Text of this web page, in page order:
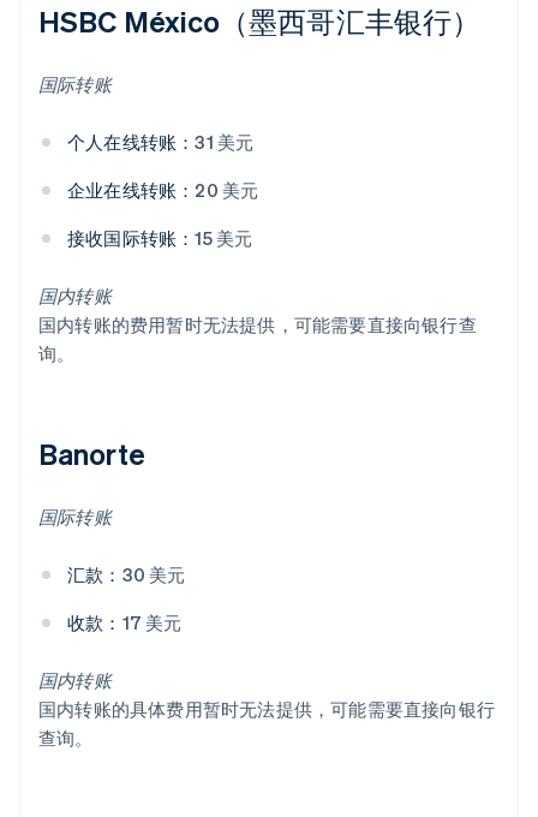
HSBC México（墨西哥汇丰银行）
国际转账
个人在线转账：31 美元
企业在线转账： 20 美元
接收国际转账：15 美元
国内转账
国内转账的费用暂时无法提供，可能需要直接向银行查
询。
Banorte
国际转账
汇款： 30 美元
收款： 17 美元
国内转账
国内转账的具体费用暂时无法提供，可能需要直接向银行
查询。